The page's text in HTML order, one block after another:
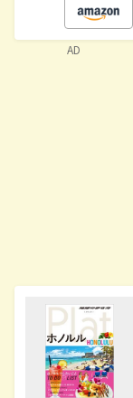
AD